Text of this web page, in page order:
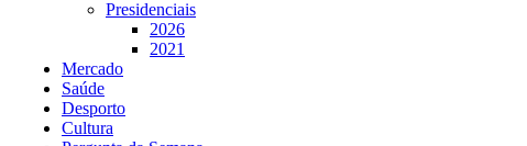
Presidenciais
2026
2021
Mercado
Saúde
Desporto
Cultura